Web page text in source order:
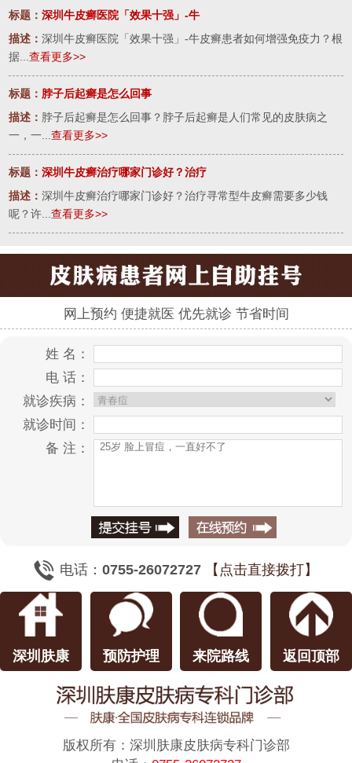
标题：深圳牛皮癣医院「效果十强」-牛
描述：深圳牛皮癣医院「效果十强」-牛皮癣患者如何增强免疫力？根
据...查看更多>>
标题： 脖子后起癣是怎么回事
描述： 脖子后起癣是怎么回事？脖子后起癣是人们常见的皮肤病之
一，一...查看更多>>
标题：深圳牛皮癣治疗哪家门诊好？治疗
描述：深圳牛皮癣治疗哪家门诊好？治疗寻常型牛皮癣需要多少钱
呢？许...查看更多>>
网上预约 便捷就医 优先就诊 节省时间
姓 名：
电 话：
就诊疾病：
就诊时间：
备 注：
电话：0755-26072727 【点击直接拨打】
深圳肤康 预防护理 来院路线 返回顶部
版权所有： 深圳肤康皮肤病专科门诊部